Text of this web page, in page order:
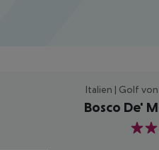
Italien | Golf
Bosco De'
4